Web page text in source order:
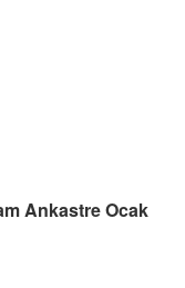
Ankastre Ocak